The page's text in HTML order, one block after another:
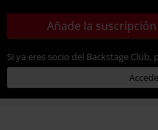
Añade la
Si ya eres socio del Backstage